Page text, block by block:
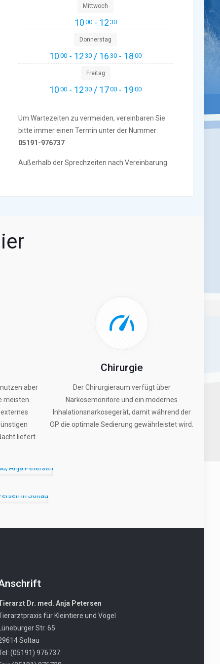
Mittwoch
10 00- 12 30
Donnerstag
10 00 - 12 30 / 16 30 - 18 00
Freitag
10 00 - 12 30 / 1700 - 19 00
Um Wartezeiten zu vermeiden, vereinbaren Sie
bitte immer einen Termin unter der Nummer:
05191-976737.
Außerhalb der Sprechzeiten nach Vereinbarung.
aber
meisten
liefert.
Chirurgie
Der Chirurgieraum verfügt über
Narkosemonitore und ein modernes
Inhalationsnarkosegerät, damit während der
OP die optimale Sedierung gewährleistet wird.
Dr. med. Anja Petersen
für Kleintiere und Vögel
Lüneburger Str. 65
Soltau
(05191) 976737